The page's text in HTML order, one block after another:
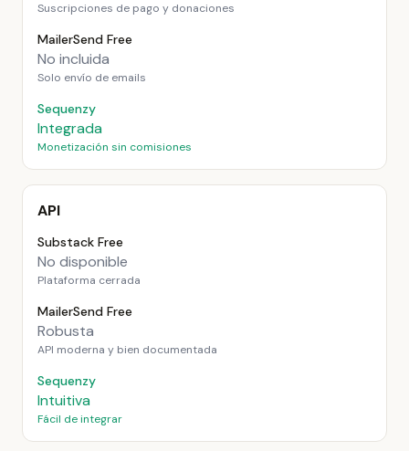
Suscripciones de pago y donaciones
MailerSend Free
No incluida
Solo envío de emails
Sequenzy
Integrada
Monetización sin comisiones
API
Substack Free
No disponible
Plataforma cerrada
MailerSend Free
Robusta
API moderna y bien documentada
Sequenzy
Intuitiva
Fácil de integrar